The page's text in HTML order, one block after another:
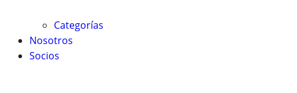
Categorías
Nosotros
Socios